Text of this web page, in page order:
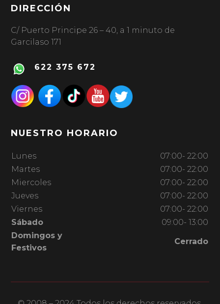
DIRECCIÓN
C/ Puerto Principe 26 – 40, a 1 minuto de
Garcilaso 171
622 375 672
NUESTRO HORARIO
Lunes
07:00- 22:00
Martes
07:00- 22:00
Miercoles
07:00- 22:00
Jueves
07:00- 22:00
Viernes
07:00- 22:00
Sábado
09:00- 13:00
Domingos y
Festivos
Cerrado